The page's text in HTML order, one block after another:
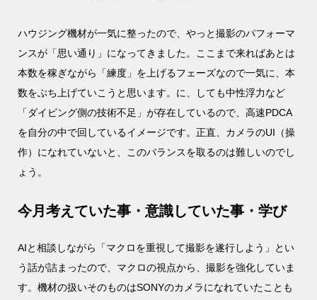
ハウジング機材が一気に整ったので、やっと撮影のパフォーマ
ンスが「思い通り」になってきました。ここまで来ればあとは
本数を稼ぎながら「練度」を上げるフェーズなので一気に、本
数をぶち上げていこうと思います。に、しても中性浮力など
「ダイビング側の技術不足」が存在しているので、高速PDCA
を自分の中で回しているイメージです。正直、カメラのUI（操
作）になれていないと、このバランスを取るのは難しいのでし
ょう。
今月考えていた事・意識していた事・学び
AIと相談しながら「マクロを重視して撮影を遂行しよう」とい
う話が詰まったので、マクロの視点から、撮影を強化していま
す。機材の扱いそのものはSONYのカメラになれていたことも